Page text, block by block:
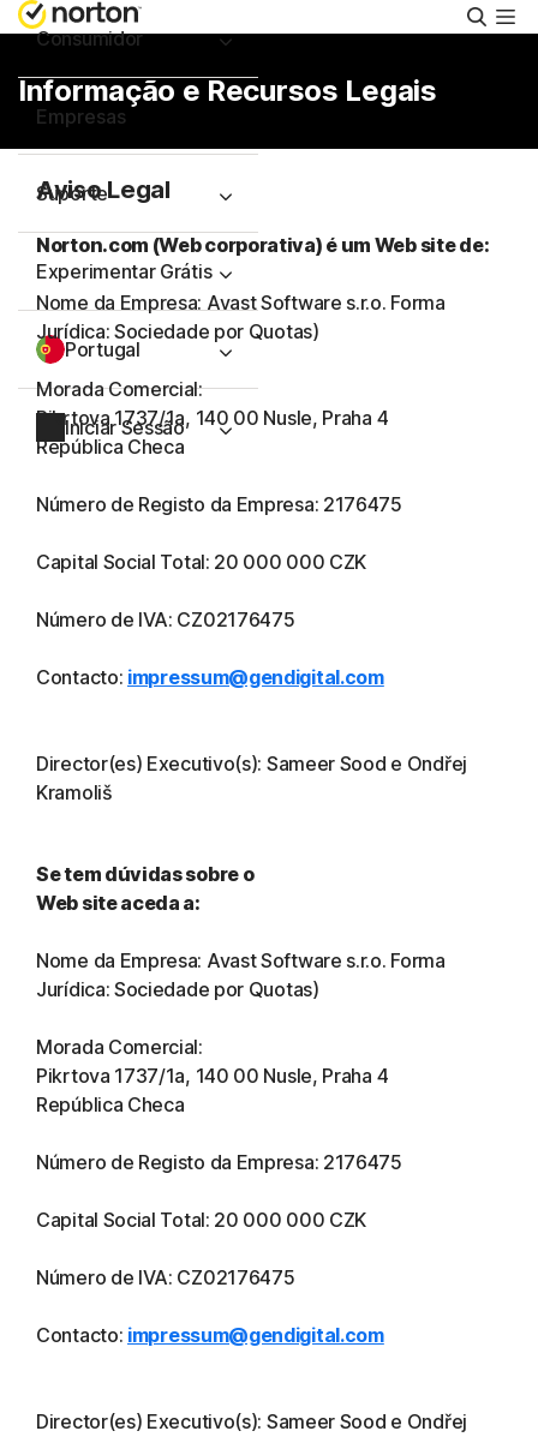
Consumidor
Empresas
Suporte
Experimentar Grátis
Portugal
Iniciar Sessão
Informação e Recursos Legais
Aviso Legal
Norton.com (Web corporativa) é um Web site de:
Nome da Empresa: Avast Software s.r.o. Forma
Jurídica: Sociedade por Quotas)
Morada Comercial:
Pikrtova 1737/1a, 140 00 Nusle, Praha 4
República Checa
Número de Registo da Empresa: 2176475
Capital Social Total: 20 000 000 CZK
Número de IVA: CZ02176475
Contacto: impressum@gendigital.com
Director(es) Executivo(s): Sameer Sood e Ondřej
Kramoliš
Se tem dúvidas sobre o
Web site aceda a:
Nome da Empresa: Avast Software s.r.o. Forma
Jurídica: Sociedade por Quotas)
Morada Comercial:
Pikrtova 1737/1a, 140 00 Nusle, Praha 4
República Checa
Número de Registo da Empresa: 2176475
Capital Social Total: 20 000 000 CZK
Número de IVA: CZ02176475
Contacto: impressum@gendigital.com
Director(es) Executivo(s): Sameer Sood e Ondřej